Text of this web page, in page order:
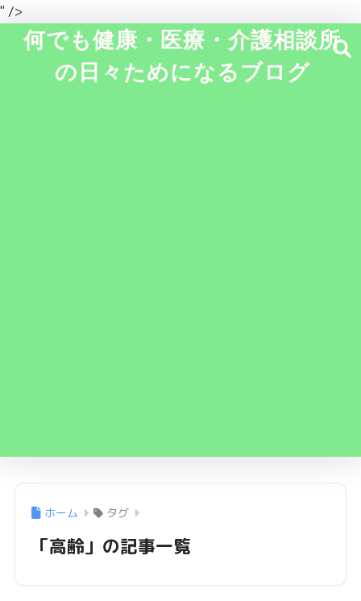
" />
何でも健康・医療・介護相談所
の日々ためになるブログ
ホーム タグ
「高齢」の記事一覧